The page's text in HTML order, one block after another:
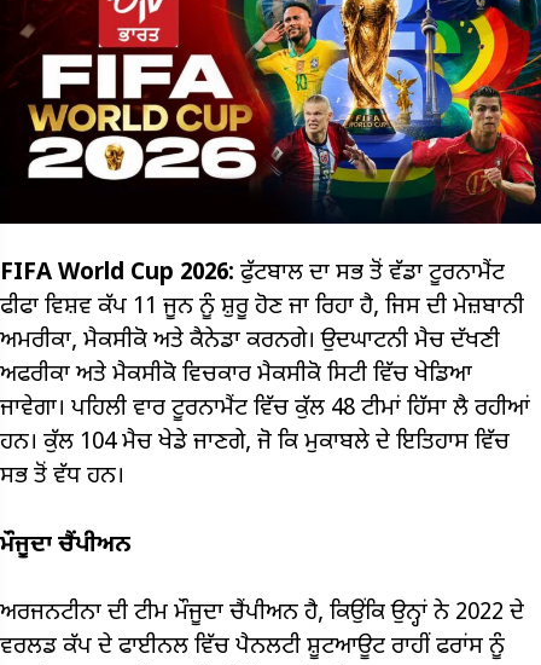
FIFA World Cup 2026: ਫੁੱਟਬਾਲ ਦਾ ਸਭ ਤੋਂ ਵੱਡਾ ਟੂਰਨਾਮੈਂਟ
ਫੀਫਾ ਵਿਸ਼ਵ ਕੱਪ 11 ਜੂਨ ਨੂੰ ਸ਼ੁਰੂ ਹੋਣ ਜਾ ਰਿਹਾ ਹੈ, ਜਿਸ ਦੀ ਮੇਜ਼ਬਾਨੀ
ਅਮਰੀਕਾ, ਮੈਕਸੀਕੋ ਅਤੇ ਕੈਨੇਡਾ ਕਰਨਗੇ। ਉਦਘਾਟਨੀ ਮੈਚ ਦੱਖਣੀ
ਅਫਰੀਕਾ ਅਤੇ ਮੈਕਸੀਕੋ ਵਿਚਕਾਰ ਮੈਕਸੀਕੋ ਸਿਟੀ ਵਿੱਚ ਖੇਡਿਆ
ਜਾਵੇਗਾ। ਪਹਿਲੀ ਵਾਰ ਟੂਰਨਾਮੈਂਟ ਵਿੱਚ ਕੁੱਲ 48 ਟੀਮਾਂ ਹਿੱਸਾ ਲੈ ਰਹੀਆਂ
ਹਨ। ਕੁੱਲ 104 ਮੈਚ ਖੇਡੇ ਜਾਣਗੇ, ਜੋ ਕਿ ਮੁਕਾਬਲੇ ਦੇ ਇਤਿਹਾਸ ਵਿੱਚ
ਸਭ ਤੋਂ ਵੱਧ ਹਨ।
ਮੌਜੂਦਾ ਚੈਂਪੀਅਨ
ਅਰਜਨਟੀਨਾ ਦੀ ਟੀਮ ਮੌਜੂਦਾ ਚੈਂਪੀਅਨ ਹੈ, ਕਿਉਂਕਿ ਉਨ੍ਹਾਂ ਨੇ 2022 ਦੇ
ਵਰਲਡ ਕੱਪ ਦੇ ਫਾਈਨਲ ਵਿੱਚ ਪੈਨਲਟੀ ਸ਼ੂਟਆਊਟ ਰਾਹੀਂ ਫਰਾਂਸ ਨੂੰ